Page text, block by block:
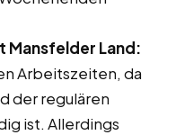
Mansfelder Land:
Arbeitszeiten, da
der regulären
ist. Allerdings